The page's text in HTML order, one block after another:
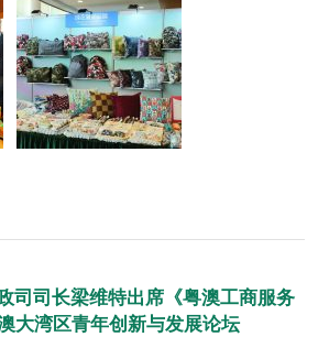
司司长梁维特出席《粤澳工商服务
大湾区青年创新与发展论坛